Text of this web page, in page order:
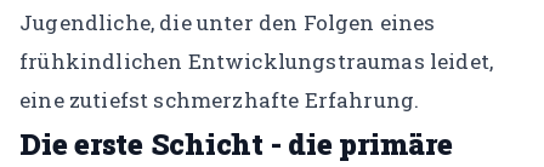
Jugendliche, die unter den Folgen eines
frühkindlichen Entwicklungstraumas leidet,
eine zutiefst schmerzhafte Erfahrung.
Die erste Schicht - die primäre